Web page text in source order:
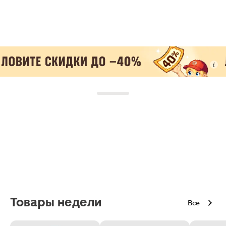
Товары недели Все